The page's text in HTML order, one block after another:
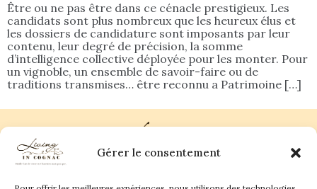
Gérer le consentement
Être ou ne pas être dans ce cénacle prestigieux. Les
candidats sont plus nombreux que les heureux élus et
les dossiers de candidature sont imposants par leur
contenu, leur degré de précision, la somme
d’intelligence collective déployée pour les monter. Pour
un vignoble, un ensemble de savoir-faire ou de
traditions transmises… être reconnu a Patrimoine […]